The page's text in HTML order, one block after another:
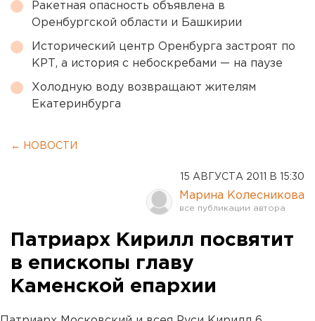
Ракетная опасность объявлена в
Оренбургской области и Башкирии
Исторический центр Оренбурга застроят по
КРТ, а история с небоскребами — на паузе
Холодную воду возвращают жителям
Екатеринбурга
← НОВОСТИ
15 АВГУСТА 2011 В 15:30
Марина Колесникова
Патриарх Кирилл посвятит
в епископы главу
Каменской епархии